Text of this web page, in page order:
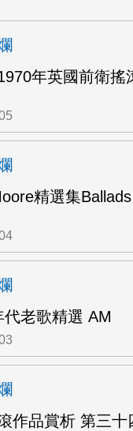
年英國前衛搖
精選集
代老歌精選 AM
作品賞析 第三十